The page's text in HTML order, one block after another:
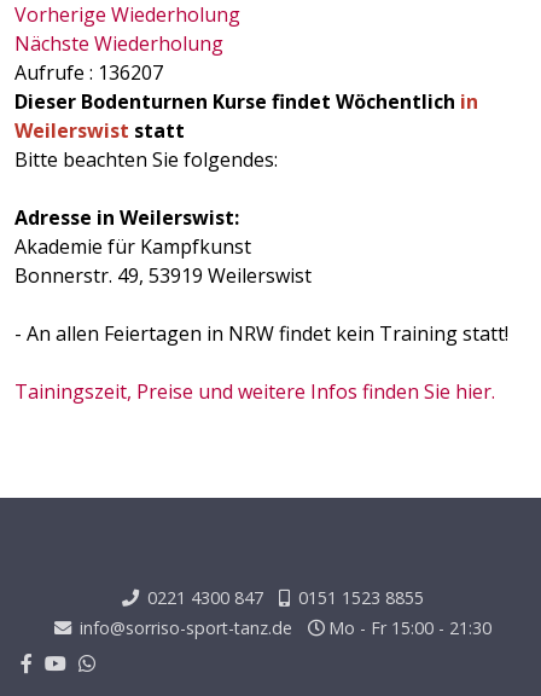
Vorherige Wiederholung
Nächste Wiederholung
Aufrufe : 136207
Dieser Bodenturnen Kurse findet Wöchentlich in
Weilerswist statt
Bitte beachten Sie folgendes:
Adresse in Weilerswist:
Akademie für Kampfkunst
Bonnerstr. 49, 53919 Weilerswist
- An allen Feiertagen in NRW findet kein Training statt!
Tainingszeit, Preise und weitere Infos finden Sie hier.
0221 4300 847
0151 1523 8855
info@sorriso-sport-tanz.de
Mo - Fr 15:00 - 21:30